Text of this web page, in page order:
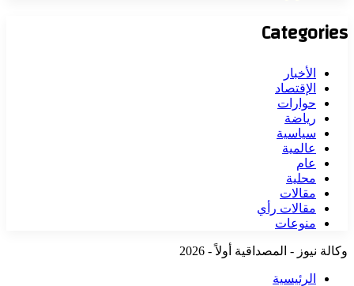
Categories
الأخبار
الإقتصاد
حوارات
رياضة
سياسية
عالمية
عام
محلية
مقالات
مقالات رأي
منوعات
وكالة نيوز - المصداقية أولاً - 2026
الرئيسية